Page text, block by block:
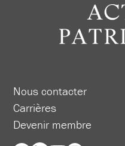
Nous contacter
Carrières
Devenir membre